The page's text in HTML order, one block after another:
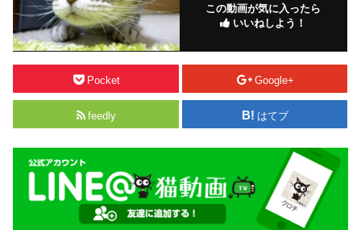
この動画が気に入ったら
いいねしよう！
Pocket Google+
feedly はてブ